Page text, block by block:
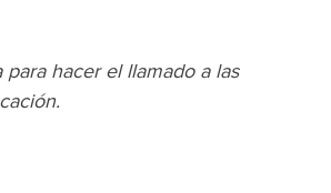
hacer el llamado a las